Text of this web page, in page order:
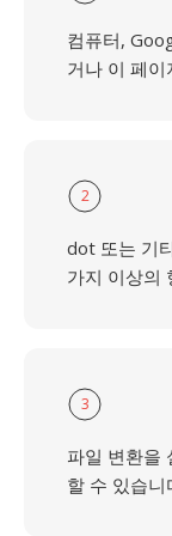
컴퓨터,
거나 이 페
2
dot 또는 기
가지 이상의
3
파일 변환을
할 수 있습니